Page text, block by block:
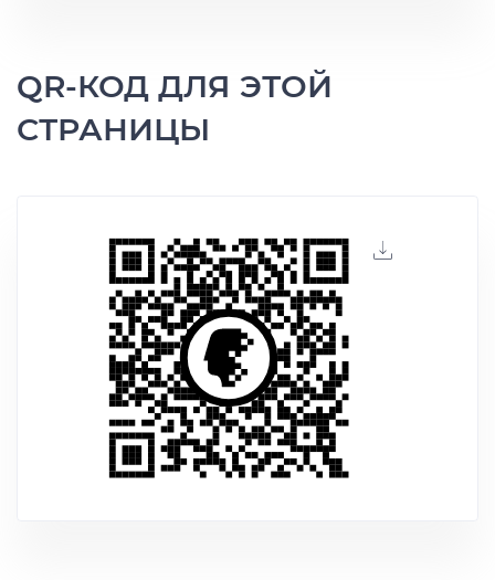
QR-КОД ДЛЯ ЭТОЙ
СТРАНИЦЫ